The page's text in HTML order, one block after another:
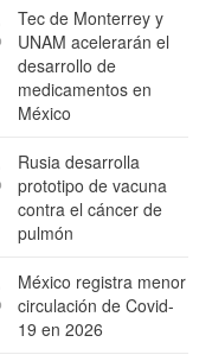
Tec de Monterrey y
UNAM acelerarán el
desarrollo de
medicamentos en
México
Rusia desarrolla
prototipo de vacuna
contra el cáncer de
pulmón
México registra menor
circulación de Covid-
19 en 2026